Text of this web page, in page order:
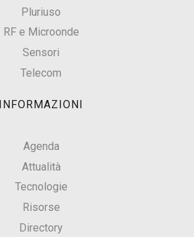
Pluriuso
RF e Microonde
Sensori
Telecom
INFORMAZIONI
Agenda
Attualità
Tecnologie
Risorse
Directory